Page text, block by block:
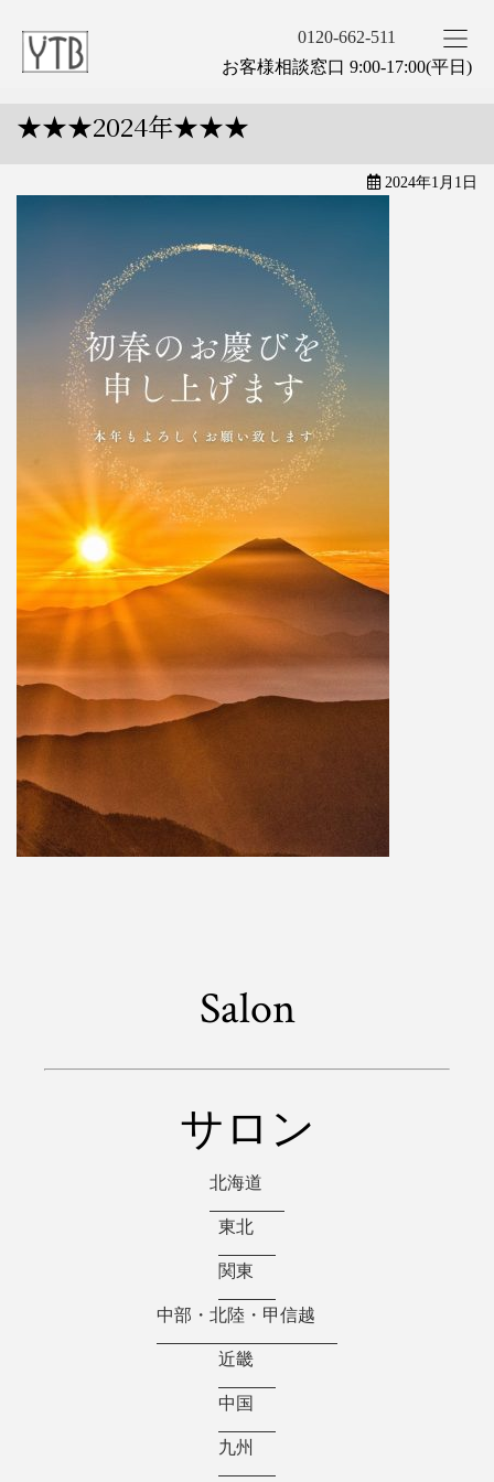
0120-662-511
お客様相談窓口 9:00-17:00(平日)
★★★2024年★★★
2024年1月1日
Salon
サロン
北海道
東北
関東
中部・北陸・甲信越
近畿
中国
九州